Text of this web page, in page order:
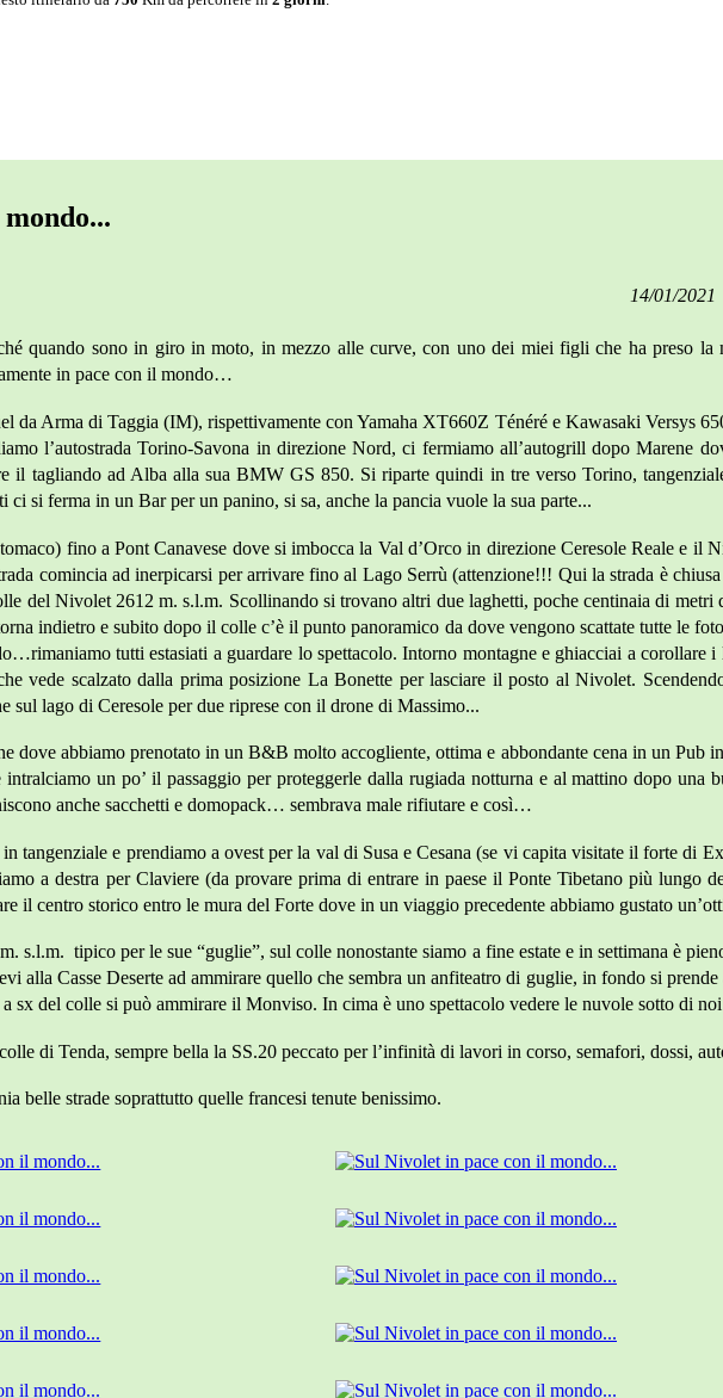
14/01/2021
quando sono in giro in moto, in mezzo alle curve, con uno dei miei figli che ha preso la
in pace con il mondo…
da Arma di Taggia (IM), rispettivamente con Yamaha XT660Z Ténéré e Kawasaki Versys
l’autostrada Torino-Savona in direzione Nord, ci fermiamo all’autogrill dopo Marene
il tagliando ad Alba alla sua BMW GS 850. Si riparte quindi in tre verso Torino,
si ferma in un Bar per un panino, si sa, anche la pancia vuole la sua parte...
fino a Pont Canavese dove si imbocca la Val d’Orco in direzione Ceresole Reale e il
comincia ad inerpicarsi per arrivare fino al Lago Serrù (attenzione!!! Qui la strada è
del Nivolet 2612 m. s.l.m. Scollinando si trovano altri due laghetti, poche centinaia di metri
indietro e subito dopo il colle c’è il punto panoramico da dove vengono scattate tutte le
tutti estasiati a guardare lo spettacolo. Intorno montagne e ghiacciai a corollare
vede scalzato dalla prima posizione La Bonette per lasciare il posto al Nivolet.
sul lago di Ceresole per due riprese con il drone di Massimo...
dove abbiamo prenotato in un B&B molto accogliente, ottima e abbondante cena in un
un po’ il passaggio per proteggerle dalla rugiada notturna e al mattino dopo
anche sacchetti e domopack… sembrava male rifiutare e così…
tangenziale e prendiamo a ovest per la val di Susa e Cesana (se vi capita visitate il forte di
a destra per Claviere (da provare prima di entrare in paese il Ponte Tibetano più
il centro storico entro le mura del Forte dove in un viaggio precedente abbiamo gustato
s.l.m. tipico per le sue “guglie”, sul colle nonostante siamo a fine estate e in settimana è
alla Casse Deserte ad ammirare quello che sembra un anfiteatro di guglie, in fondo si
sx del colle si può ammirare il Monviso. In cima è uno spettacolo vedere le nuvole sotto di
di Tenda, sempre bella la SS.20 peccato per l’infinità di lavori in corso, semafori, dossi,
belle strade soprattutto quelle francesi tenute benissimo.